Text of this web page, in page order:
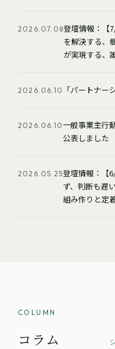
2026.07.08登壇情報：【
を解決する、
が実現する、
2026.06.10 「パートナー
2026.06.10 一般事業主行
公表しました
2026.05.25登壇情報：【
ず、判断も遅
組み作りと定
COLUMN
コラム